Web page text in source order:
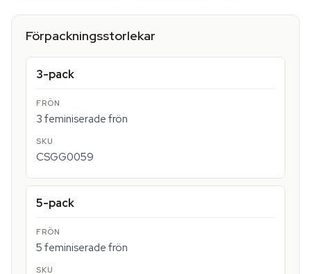
Förpackningsstorlekar
3-pack
3 feminiserade frön
CSGG0059
5-pack
5 feminiserade frön